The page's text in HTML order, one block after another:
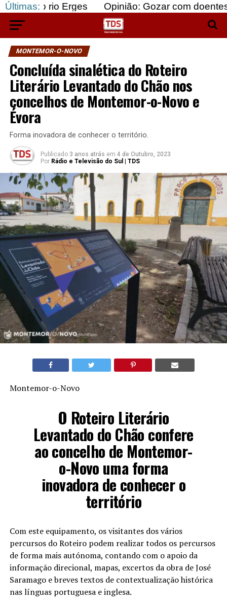
Últimas:
Erges Opinião: Gozar com doentes e bajular
MONTEMOR-O-NOVO
Concluída sinalética do Roteiro
Literário Levantado do Chão nos
concelhos de Montemor-o-Novo e
Évora
Forma inovadora de conhecer o território.
Publicado 3 anos atrás em 4 de Outubro, 2023
Por Rádio e Televisão do Sul | TDS
Montemor-o-Novo
O Roteiro Literário
Levantado do Chão confere
ao concelho de Montemor-
o-Novo uma forma
inovadora de conhecer o
território
Com este equipamento, os visitantes dos vários
percursos do Roteiro podem realizar todos os percursos
de forma mais autónoma, contando com o apoio da
informação direcional, mapas, excertos da obra de José
Saramago e breves textos de contextualização histórica
nas línguas portuguesa e inglesa.